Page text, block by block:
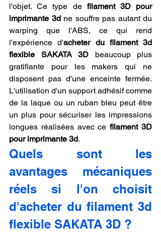
l'objet. Ce type de filament 3D pour
imprimante 3d ne souffre pas autant du
warping que l'ABS, ce qui rend
l'expérience d'acheter du filament 3d
flexible SAKATA 3D beaucoup plus
gratifiante pour les makers qui ne
disposent pas d'une enceinte fermée.
L'utilisation d'un support adhésif comme
de la laque ou un ruban bleu peut être
un plus pour sécuriser les impressions
longues réalisées avec ce filament 3D
pour imprimante 3d.
Quels sont les
avantages mécaniques
réels si l'on choisit
d'acheter du filament 3d
flexible SAKATA 3D ?